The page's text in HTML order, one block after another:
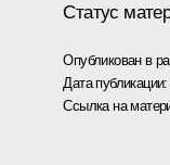
Статус
Опубликован в
Дата публикации:
Ссылка на